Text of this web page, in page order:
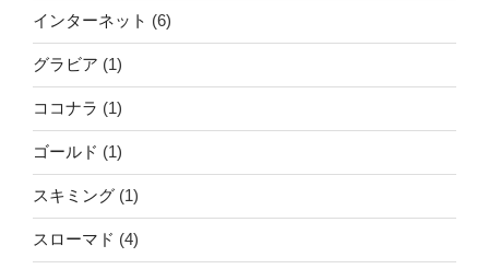
インターネット (6)
グラビア (1)
ココナラ (1)
ゴールド (1)
スキミング (1)
スローマド (4)